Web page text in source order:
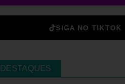
SIGA NO TIKTOK
DESTAQUES